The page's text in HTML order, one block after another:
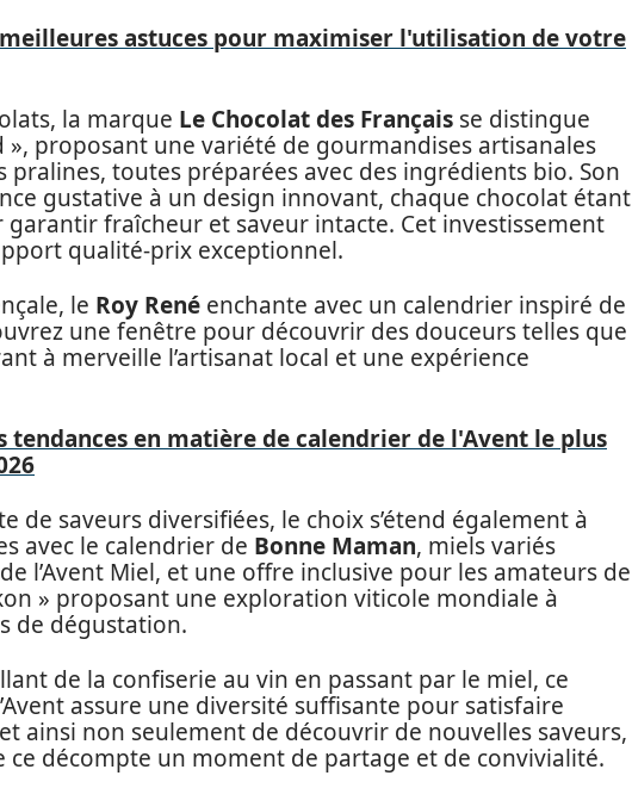
astuces pour maximiser l'utilisation de votre
la marque Le Chocolat des Français se distingue
», proposant une variété de gourmandises artisanales
pralines, toutes préparées avec des ingrédients bio. Son
gustative à un design innovant, chaque chocolat étant
fraîcheur et saveur intacte. Cet investissement
qualité-prix exceptionnel.
le Roy René enchante avec un calendrier inspiré de
une fenêtre pour découvrir des douceurs telles que
à merveille l’artisanat local et une expérience
tendances en matière de calendrier de l'Avent le plus
de saveurs diversifiées, le choix s’étend également à
avec le calendrier de Bonne Maman, miels variés
l’Avent Miel, et une offre inclusive pour les amateurs de
» proposant une exploration viticole mondiale à
de dégustation.
de la confiserie au vin en passant par le miel, ce
assure une diversité suffisante pour satisfaire
ainsi non seulement de découvrir de nouvelles saveurs,
ce décompte un moment de partage et de convivialité.